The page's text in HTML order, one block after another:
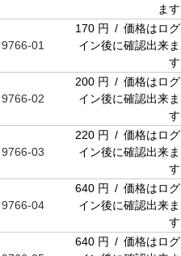
ます
01
170 円 / 価格はログ
イン後に確認出来ま
す
02
200 円 / 価格はログ
イン後に確認出来ま
す
03
220 円 / 価格はログ
イン後に確認出来ま
す
04
640 円 / 価格はログ
イン後に確認出来ま
す
640 円 / 価格はログ